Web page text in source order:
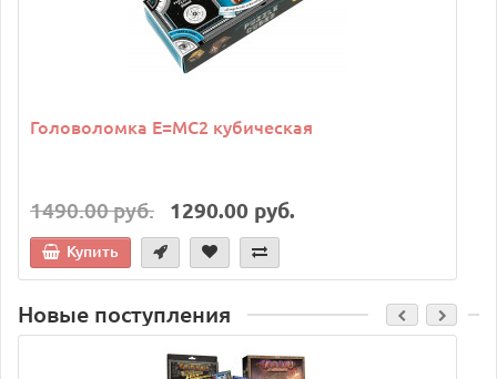
Головоломка E=MC2 кубическая
1490.00 руб. 1290.00 руб.
Купить
Новые поступления